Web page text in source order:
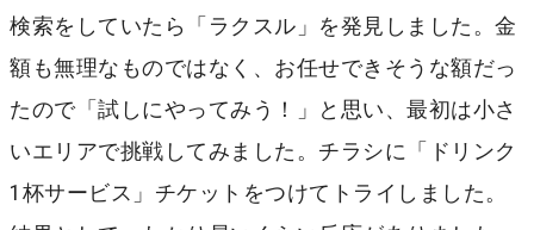
検索をしていたら「ラクスル」を発見しました。金
額も無理なものではなく、お任せできそうな額だっ
たので「試しにやってみう！」と思い、最初は小さ
いエリアで挑戦してみました。チラシに「ドリンク
1杯サービス」チケットをつけてトライしました。